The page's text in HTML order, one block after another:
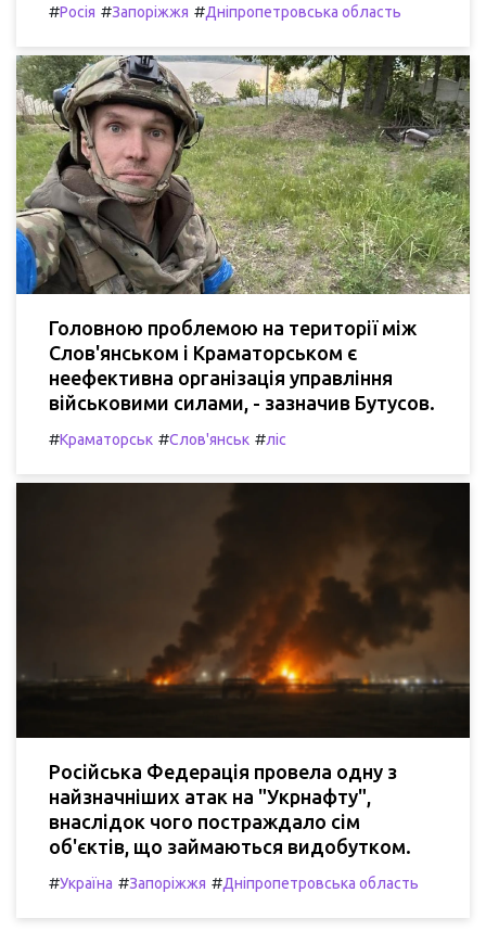
#Росія #Запоріжжя #Дніпропетровська область
Головною проблемою на території між
Слов'янськом і Краматорськом є
неефективна організація управління
військовими силами, - зазначив Бутусов.
#Краматорськ #Слов'янськ #ліс
Російська Федерація провела одну з
найзначніших атак на "Укрнафту",
внаслідок чого постраждало сім
об'єктів, що займаються видобутком.
#Україна #Запоріжжя #Дніпропетровська область